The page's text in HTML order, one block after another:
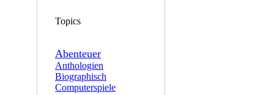
Topics
Abenteuer
Anthologien
Biographisch
Computerspiele